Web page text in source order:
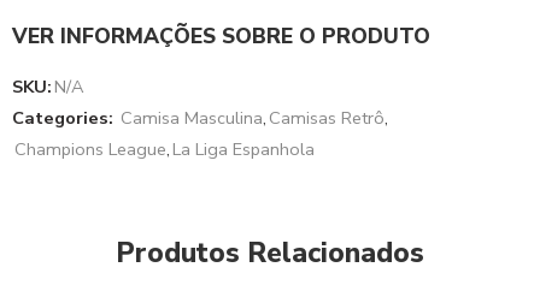
VER INFORMAÇÕES SOBRE O PRODUTO
SKU: N/A
Categories: Camisa Masculina, Camisas Retrô,
Champions League, La Liga Espanhola
Produtos Relacionados